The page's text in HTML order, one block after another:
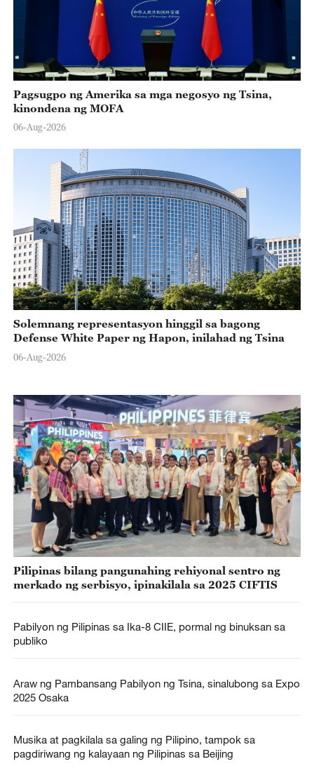
Pagsugpo ng Amerika sa mga negosyo ng Tsina,
kinondena ng MOFA
06-Aug-2026
Solemnang representasyon hinggil sa bagong
Defense White Paper ng Hapon, inilahad ng Tsina
06-Aug-2026
Pilipinas bilang pangunahing rehiyonal sentro ng
merkado ng serbisyo, ipinakilala sa 2025 CIFTIS
Pabilyon ng Pilipinas sa Ika-8 CIIE, pormal ng binuksan sa
publiko
Araw ng Pambansang Pabilyon ng Tsina, sinalubong sa Expo
2025 Osaka
Musika at pagkilala sa galing ng Pilipino, tampok sa
pagdiriwang ng kalayaan ng Pilipinas sa Beijing